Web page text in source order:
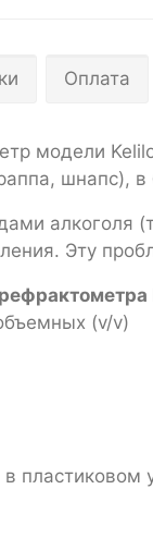
Оплата
модели
шнапс),
алкоголя
Эту
(v/v)
пластиковом